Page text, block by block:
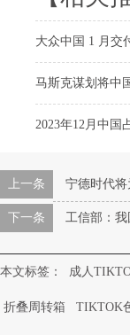
大众中国 1 月交
马斯克谋划将中
2023年12月中国
上一条 宁德时代
下一条 工信部
本文标签： 成人
折叠周转箱 TIKTOK